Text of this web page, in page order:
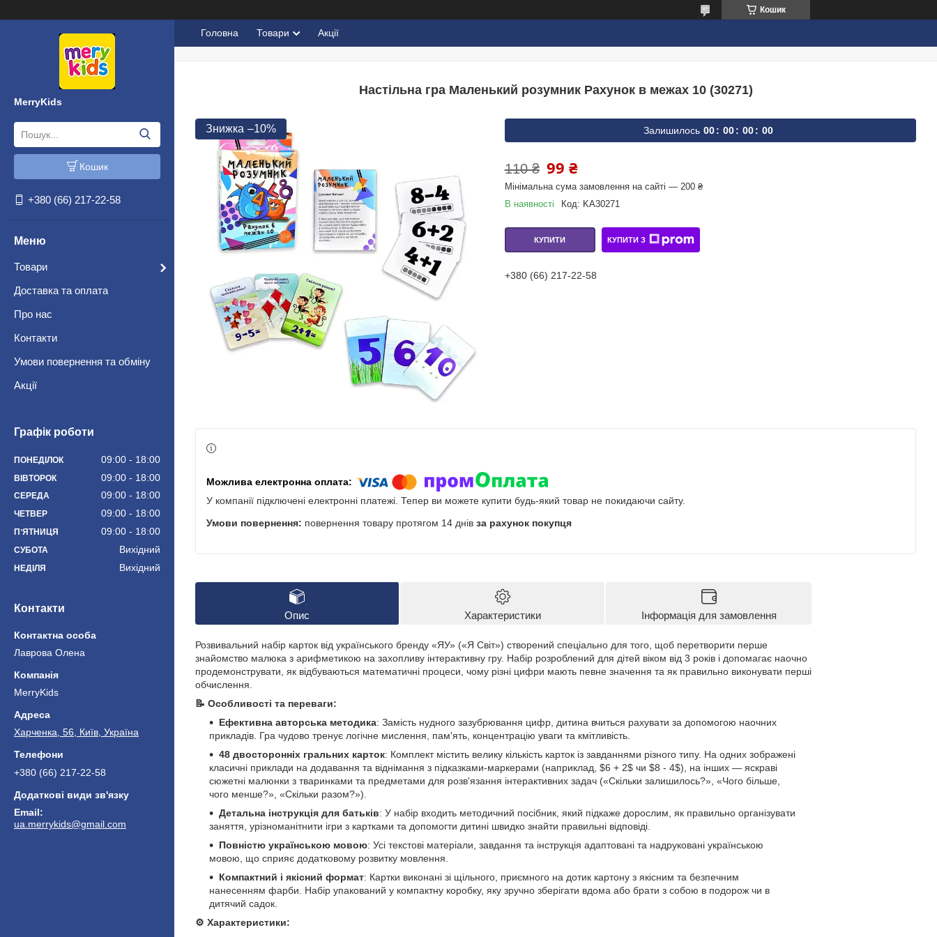
Кошик
MerryKids
Кошик
+380 (66) 217-22-58
Товари
Доставка та оплата
Про нас
Контакти
Умови повернення та обміну
Акції
Графік роботи
ПОНЕДІЛОК 09:00 18:00
ВІВТОРОК 09:00 18:00
СЕРЕДА 09:00 18:00
ЧЕТВЕР 09:00 18:00
ПʼЯТНИЦЯ 09:00 18:00
СУБОТА Вихідний
НЕДІЛЯ Вихідний
Контакти
Лаврова Олена
MerryKids
Харченка, 56, Київ, Україна
+380 (66) 217-22-58
ua.merrykids@gmail.com
Головна Товари Акції
Настільна гра Маленький розумник Рахунок в межах 10 (30271)
–10% Залишилось 00 00 00 00
110 ₴ 99 ₴
Мінімальна сума замовлення на сайті — 200 ₴
В наявності
Код: KA30271
КУПИТИ КУПИТИ З
+380 (66) 217-22-58
У компанії підключені електронні платежі. Тепер ви можете купити будь-який товар не покидаючи сайту.
повернення товару протягом 14 днів за рахунок покупця
Опис Характеристики Інформація для замовлення
Розвивальний набір карток від українського бренду «ЯУ» («Я Світ») створений спеціально для того, щоб перетворити перше
знайомство малюка з арифметикою на захопливу інтерактивну гру. Набір розроблений для дітей віком від 3 років і допомагає наочно
продемонструвати, як відбуваються математичні процеси, чому різні цифри мають певне значення та як правильно виконувати перші
обчислення.
📝 Особливості та переваги:
Ефективна авторська методика: Замість нудного зазубрювання цифр, дитина вчиться рахувати за допомогою наочних
прикладів. Гра чудово тренує логічне мислення, пам'ять, концентрацію уваги та кмітливість.
48 двосторонніх гральних карток: Комплект містить велику кількість карток із завданнями різного типу. На одних зображені
класичні приклади на додавання та віднімання з підказками-маркерами (наприклад, $6 + 2$ чи $8 - 4$), на інших — яскраві
сюжетні малюнки з тваринками та предметами для розв'язання інтерактивних задач («Скільки залишилось?», «Чого більше,
чого менше?», «Скільки разом?»).
Детальна інструкція для батьків: У набір входить методичний посібник, який підкаже дорослим, як правильно організувати
заняття, урізноманітнити ігри з картками та допомогти дитині швидко знайти правильні відповіді.
Повністю українською мовою: Усі текстові матеріали, завдання та інструкція адаптовані та надруковані українською
мовою, що сприяє додатковому розвитку мовлення.
Компактний і якісний формат: Картки виконані зі щільного, приємного на дотик картону з якісним та безпечним
нанесенням фарби. Набір упакований у компактну коробку, яку зручно зберігати вдома або брати з собою в подорож чи в
дитячий садок.
⚙️ Характеристики: